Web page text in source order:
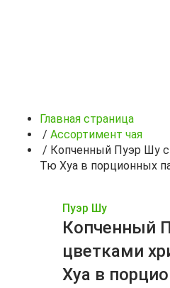
Главная страница
/ Ассортимент чая
/ Копченный Пуэр Шу
Тю Хуа в порционных
Пуэр Шу
Копченный
цветками
Хуа в